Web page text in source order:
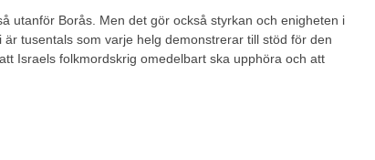
utanför Borås. Men det gör också styrkan och enigheten i
tusentals som varje helg demonstrerar till stöd för den
Israels folkmordskrig omedelbart ska upphöra och att